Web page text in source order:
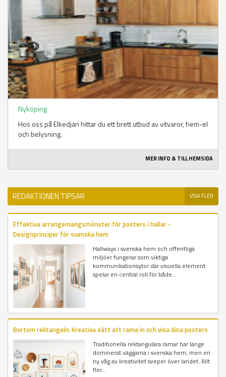
Nyköping
Hos oss på Elkedjan hittar du ett brett utbud av vitvaror, hem-el
och belysning.
MER INFO & TILL HEMSIDA
REDAKTIONEN TIPSAR VISA FLER
Effektiva arrangemangsmönster för posters i hallar -
Designprinciper för svenska hem
Hallways i svenska hem och offentliga
miljöer fungerar som viktiga
kommunikationsytor där visuella element
spelar en central roll för både...
Bortom rektangeln: Kreativa sätt att rama in och visa dina posters
Traditionella rektangulära ramar har länge
dominerat väggarna i svenska hem, men en
ny våg av kreativitet sveper över landet. Allt
fler...